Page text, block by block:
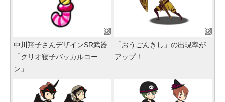
中川翔子さんデザインSR武器
「クリオ寝子バッカルコー
ン」
「おうごんきし」の出現率が
アップ！